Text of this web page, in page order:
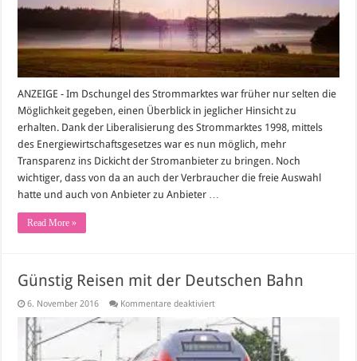
ANZEIGE - Im Dschungel des Strommarktes war früher nur selten die
Möglichkeit gegeben, einen Überblick in jeglicher Hinsicht zu
erhalten. Dank der Liberalisierung des Strommarktes 1998, mittels
des Energiewirtschaftsgesetzes war es nun möglich, mehr
Transparenz ins Dickicht der Stromanbieter zu bringen. Noch
wichtiger, dass von da an auch der Verbraucher die freie Auswahl
hatte und auch von Anbieter zu Anbieter …
Read More »
Günstig Reisen mit der Deutschen Bahn
6. November 2016 Kommentare deaktiviertfür
Reisen
mit
der
Deutschen